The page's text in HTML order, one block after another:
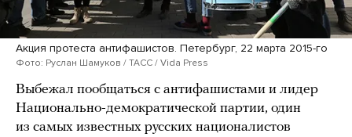
Акция протеста антифашистов. Петербург, 22 марта 2015-го
Фото: Руслан Шамуков / ТАСС / Vida Press
Выбежал пообщаться с антифашистами и лидер
Национально-демократической партии, один
из самых известных русских националистов